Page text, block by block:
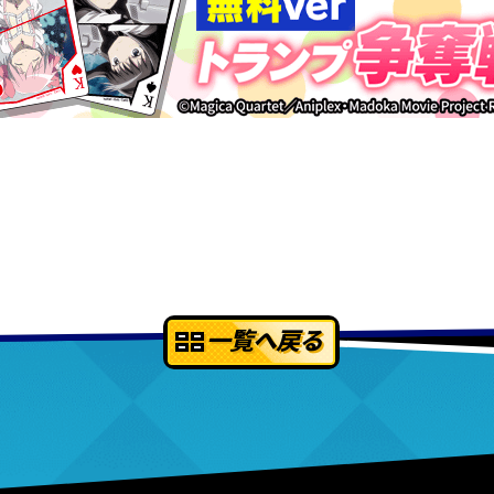
一覧へ戻る